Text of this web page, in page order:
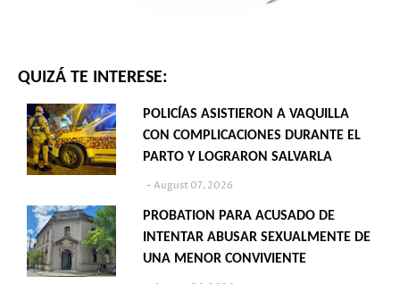
QUIZÁ TE INTERESE:
POLICÍAS ASISTIERON A VAQUILLA
CON COMPLICACIONES DURANTE EL
PARTO Y LOGRARON SALVARLA
August 07, 2026
PROBATION PARA ACUSADO DE
INTENTAR ABUSAR SEXUALMENTE DE
UNA MENOR CONVIVIENTE